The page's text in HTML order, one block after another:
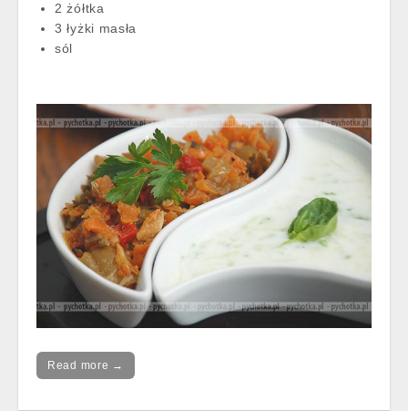
2 żółtka
3 łyżki masła
sól
Read more →